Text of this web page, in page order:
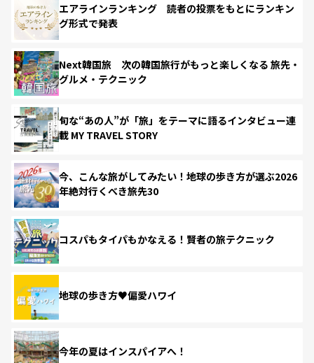
エアラインランキング 読者の投票をもとにランキン
グ形式で発表
Next韓国旅 次の韓国旅行がもっと楽しくなる 旅先・
グルメ・テクニック
旬な“あの人”が「旅」をテーマに語るインタビュー連
載 MY TRAVEL STORY
今、こんな旅がしてみたい！地球の歩き方が選ぶ2026
年絶対行くべき旅先30
コスパもタイパもかなえる！賢者の旅テクニック
地球の歩き方♥偏愛ハワイ
今年の夏はインスパイアへ！